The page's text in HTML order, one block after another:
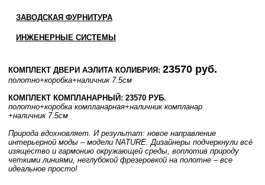
ЗАВОДСКАЯ ФУРНИТУРА
ИНЖЕНЕРНЫЕ СИСТЕМЫ
КОМПЛЕКТ ДВЕРИ АЭЛИТА КОЛИБРИЯ: 23570 руб.
полотно+коробка+наличник 7.5см
КОМПЛЕКТ КОМПЛАНАРНЫЙ: 23570 РУБ.
полотно+коробка компланарная+наличник компланар
+наличник 7.5см
Природа вдохновляет. И результат: новое направление
интерьерной моды – модели NATURE. Дизайнеры подчеркнули всё
изящество и гармонию окружающей среды, воплотив природу
четкими линиями, неглубокой фрезеровкой на полотне – все
идеальное просто!